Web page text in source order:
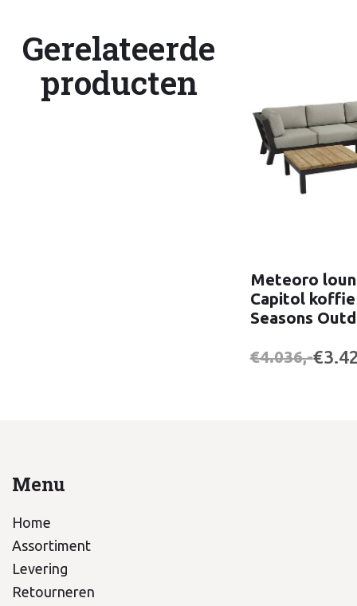
Gerelateerde
producten
Meteoro
Capitol
Seasons
€4.036,-
Menu
Home
Assortiment
Levering
Retourneren